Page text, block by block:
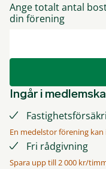
Ange totalt antal
din förening
Ingår i
En medelstor förening
Fri rådgivning
Spara upp till 2 000 kr/